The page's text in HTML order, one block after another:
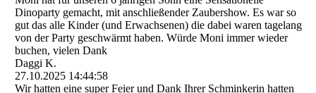
Dinoparty gemacht, mit anschließender Zaubershow. Es war so
gut das alle Kinder (und Erwachsenen) die dabei waren tagelang
von der Party geschwärmt haben. Würde Moni immer wieder
buchen, vielen Dank
Daggi K.
27.10.2025 14:44:58
Wir hatten eine super Feier und Dank Ihrer Schminkerin hatten